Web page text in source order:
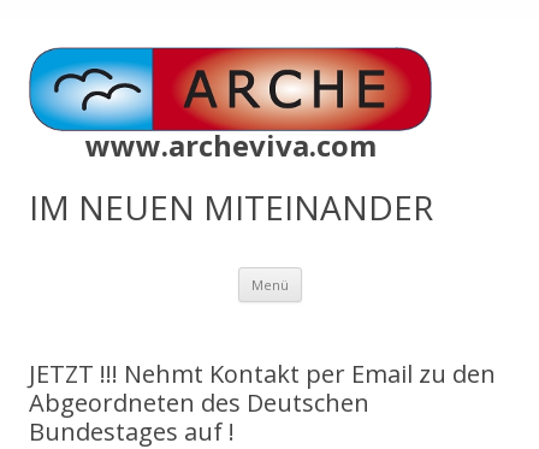
www.archeviva.com
IM NEUEN MITEINANDER
Menü Zum
springen
JETZT !!! Nehmt Kontakt per Email zu den
Abgeordneten des Deutschen
Bundestages auf !